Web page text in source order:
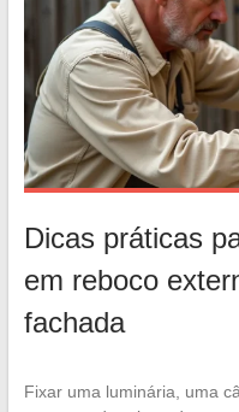
Dicas práticas
em reboco
fachada
Fixar uma luminária, uma